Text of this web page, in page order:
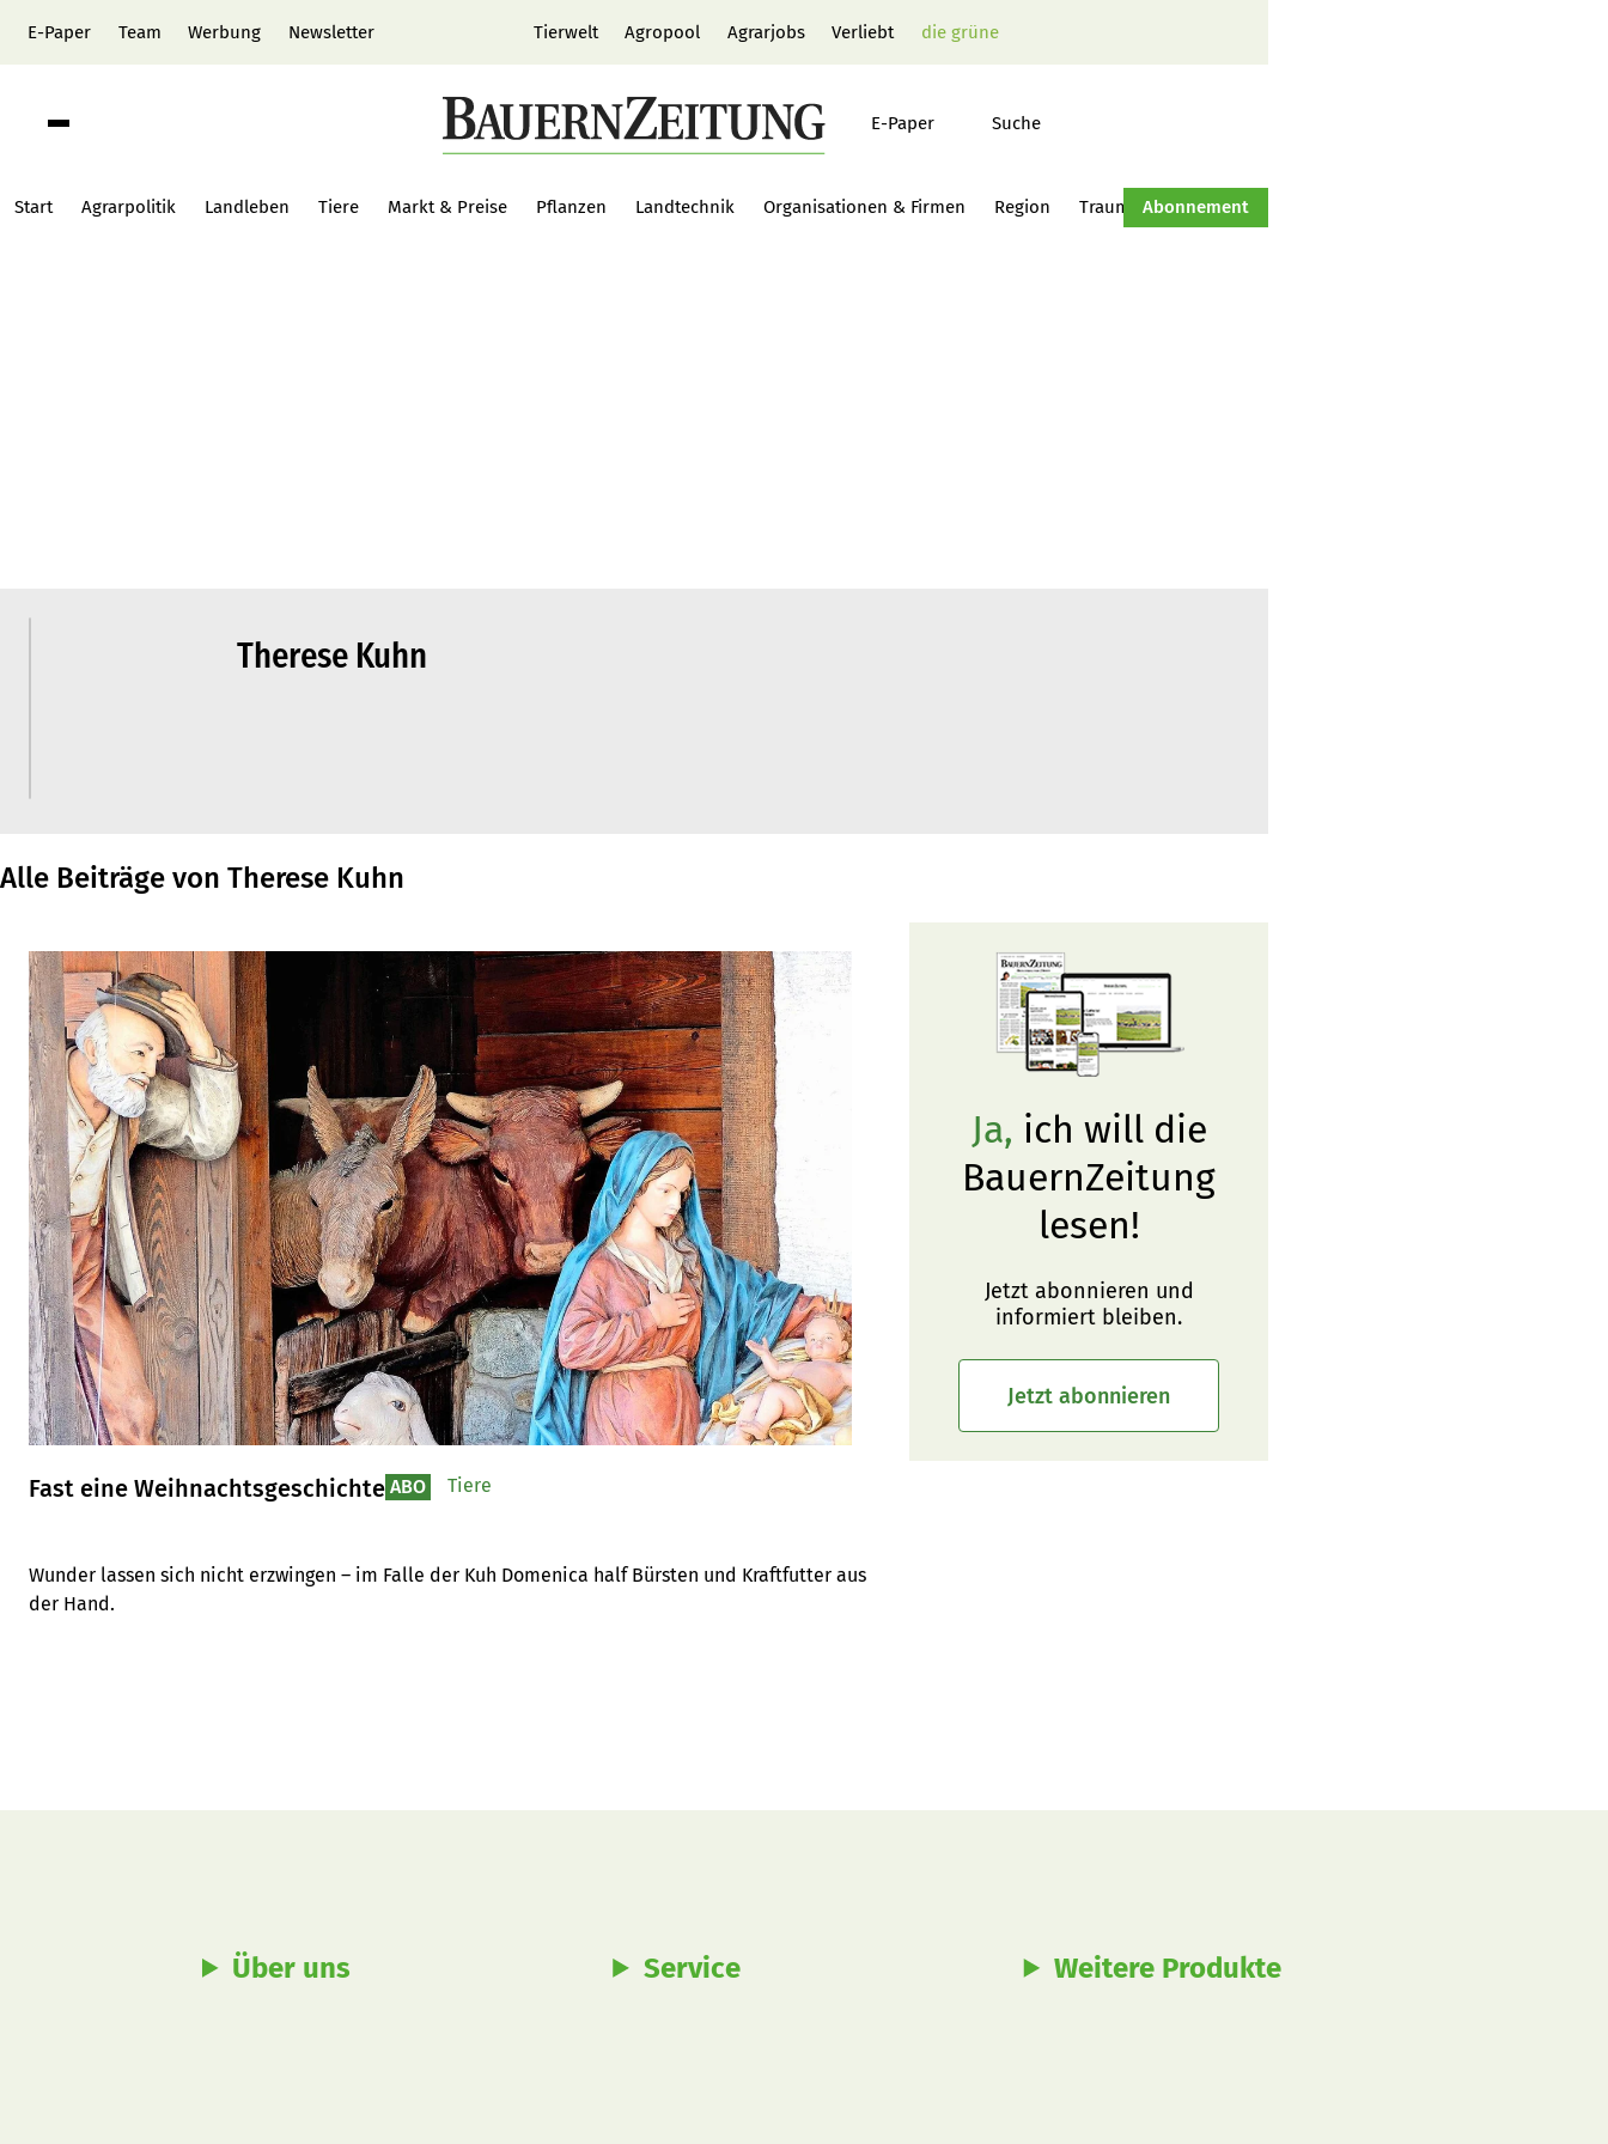
E-Paper Team Werbung Newsletter Tierwelt Agropool Agrarjobs Verliebt die grüne
E-Paper Suche
Start Agrarpolitik Landleben Tiere Markt & Preise Pflanzen Landtechnik Organisationen & Firmen Region Traumtraktor Hof-Management
Abonnement
Therese Kuhn
Alle Beiträge von Therese Kuhn
Fast eine Weihnachtsgeschichte
Wunder lassen sich nicht erzwingen – im Falle der Kuh Domenica half Bürsten und Kraftfutter aus
der Hand.
ABO Tiere
Ja, ich will die
BauernZeitung
lesen!
Jetzt abonnieren und
informiert bleiben.
Jetzt abonnieren
Über uns Service Weitere Produkte